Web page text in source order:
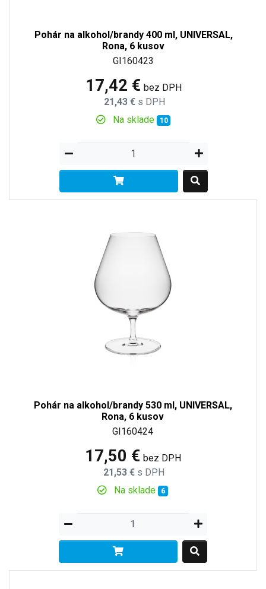
Pohár na alkohol/brandy 400 ml, UNIVERSAL,
Rona, 6 kusov
GI160423
17,42 € bez DPH
21,43 € s DPH
Na sklade
10
Pohár na alkohol/brandy 530 ml, UNIVERSAL,
Rona, 6 kusov
GI160424
17,50 € bez DPH
21,53 € s DPH
Na sklade 6